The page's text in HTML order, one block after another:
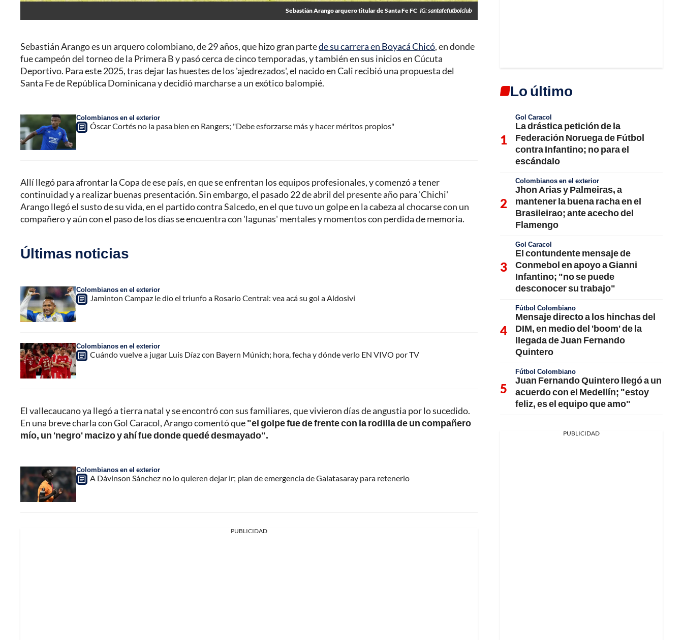
Sebastián Arango arquero titular de Santa Fe FC IG: santafefutbolclub
Sebastián Arango es un arquero colombiano, de 29 años, que hizo gran partede su carrera en Boyacá Chicó, en donde
fue campeón del torneo de la Primera B y pasó cerca de cinco temporadas, y también en sus inicios en Cúcuta
Deportivo. Para este 2025, tras dejar las huestes de los 'ajedrezados', el nacido en Cali recibió una propuesta del
Santa Fe de República Dominicana y decidió marcharse a un exótico balompié.
Colombianos en el exterior
Óscar Cortés no la pasa bien en Rangers; "Debe esforzarse más y hacer méritos propios"
Allí llegó para afrontar la Copa de ese país, en que se enfrentan los equipos profesionales, y comenzó a tener
continuidad y a realizar buenas presentación. Sin embargo, el pasado 22 de abril del presente año para 'Chichi'
Arango llegó el susto de su vida, en el partido contra Salcedo, en el que tuvo un golpe en la cabeza al chocarse con un
compañero y aún con el paso de los días se encuentra con 'lagunas' mentales y momentos con perdida de memoria.
Últimas noticias
Colombianos en el exterior
Jaminton Campaz le dio el triunfo a Rosario Central: vea acá su gol a Aldosivi
Colombianos en el exterior
Cuándo vuelve a jugar Luis Díaz con Bayern Múnich; hora, fecha y dónde verlo EN VIVO por TV
El vallecaucano ya llegó a tierra natal y se encontró con sus familiares, que vivieron días de angustia por lo sucedido.
En una breve charla con Gol Caracol, Arango comentó que"el golpe fue de frente con la rodilla de un compañero
mío, un 'negro' macizo y ahí fue donde quedé desmayado".
Colombianos en el exterior
A Dávinson Sánchez no lo quieren dejar ir; plan de emergencia de Galatasaray para retenerlo
PUBLICIDAD
Lo último
Gol Caracol
La drástica petición de la
Federación Noruega de Fútbol
contra Infantino; no para el
escándalo
Colombianos en el exterior
Jhon Arias y Palmeiras, a
mantener la buena racha en el
Brasileirao; ante acecho del
Flamengo
Gol Caracol
El contundente mensaje de
Conmebol en apoyo a Gianni
Infantino; "no se puede
desconocer su trabajo"
Fútbol Colombiano
Mensaje directo a los hinchas del
DIM, en medio del 'boom' de la
llegada de Juan Fernando
Quintero
Fútbol Colombiano
Juan Fernando Quintero llegó a un
acuerdo con el Medellín; "estoy
feliz, es el equipo que amo"
PUBLICIDAD